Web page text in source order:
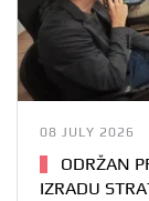
08 JULY 2026
ODRŽAN
IZRADU